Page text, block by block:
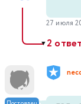
27 июля
▼2